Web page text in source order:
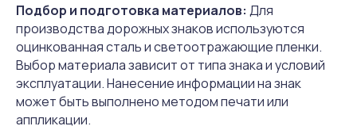
Подбор и подготовка материалов: Для
производства дорожных знаков используются
оцинкованная сталь и светоотражающие пленки.
Выбор материала зависит от типа знака и условий
эксплуатации. Нанесение информации на знак
может быть выполнено методом печати или
аппликации.
Содержание настоящего интернет-сайта носит
исключительно информационный характер и не
является публичной офертой, определяемой
положениями ст. 437 Гражданского кодекса РФ.
Для получения более подробной информации о
наличии и стоимости товаров Вы можете
обратиться к представителю ООО «Русдор»
любым удобным способом.